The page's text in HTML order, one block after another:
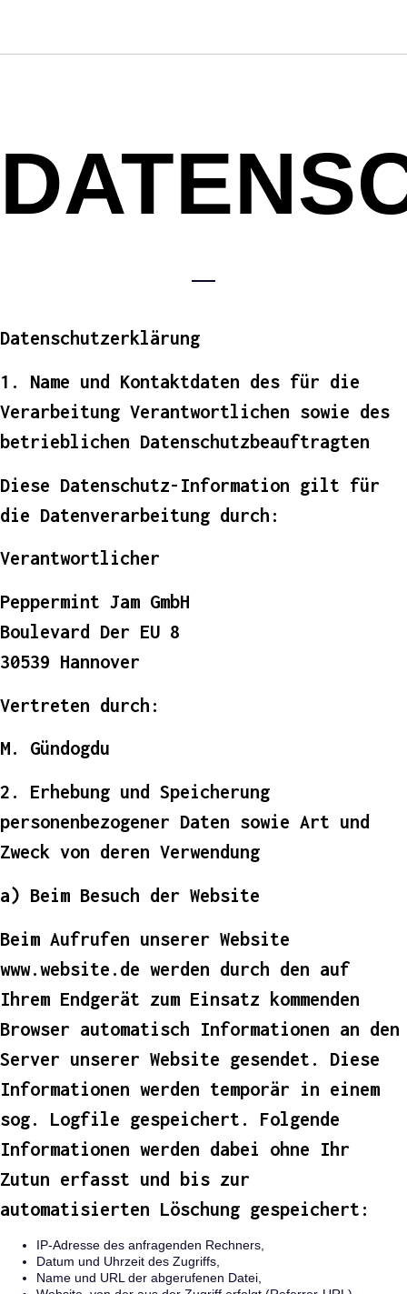
Datenschutzerklärung
1. Name und Kontaktdaten des für die
Verarbeitung Verantwortlichen sowie des
betrieblichen Datenschutzbeauftragten
Diese Datenschutz-Information gilt für
die Datenverarbeitung durch:
Verantwortlicher
Peppermint Jam GmbH
Boulevard Der EU 8
30539 Hannover
Vertreten durch:
M. Gündogdu
2. Erhebung und Speicherung
personenbezogener Daten sowie Art und
Zweck von deren Verwendung
a) Beim Besuch der Website
Beim Aufrufen unserer Website
www.website.de werden durch den auf
Ihrem Endgerät zum Einsatz kommenden
Browser automatisch Informationen an den
Server unserer Website gesendet. Diese
Informationen werden temporär in einem
sog. Logfile gespeichert. Folgende
Informationen werden dabei ohne Ihr
Zutun erfasst und bis zur
automatisierten Löschung gespeichert:
IP-Adresse des anfragenden Rechners,
Datum und Uhrzeit des Zugriffs,
Name und URL der abgerufenen Datei,